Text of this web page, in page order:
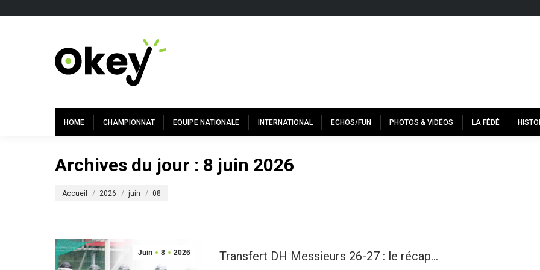
HOME CHAMPIONNAT EQUIPE NATIONALE INTERNATIONAL ECHOS/FUN PHOTOS & VIDÉOS LA FÉDÉ
Archives du jour : 8 juin 2026
Accueil 2026 juin 08
Juin 8 2026 Transfert DH Messieurs 26-27 : le récap…